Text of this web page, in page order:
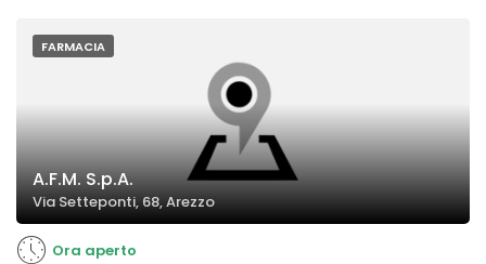
FARMACIA
A.F.M. S.p.A.
Via Setteponti, 68, Arezzo
Ora aperto